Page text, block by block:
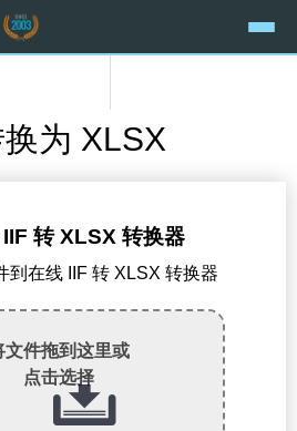
为 XLSX
转 XLSX 转换器
到在线 IIF 转 XLSX 转换器
文件拖到这里或
点击选择